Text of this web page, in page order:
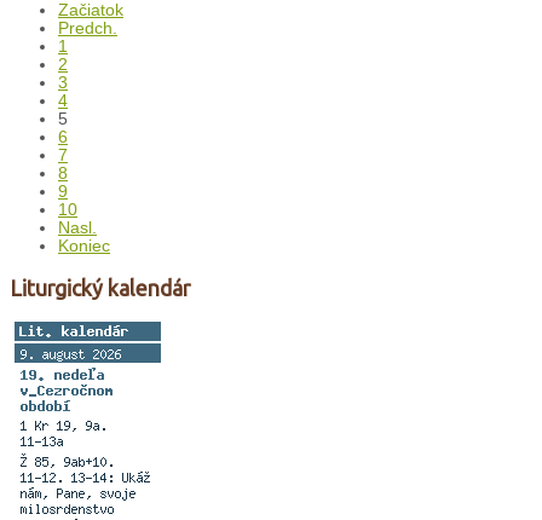
Začiatok
Predch.
1
2
3
4
5
6
7
8
9
10
Nasl.
Koniec
Liturgický kalendár